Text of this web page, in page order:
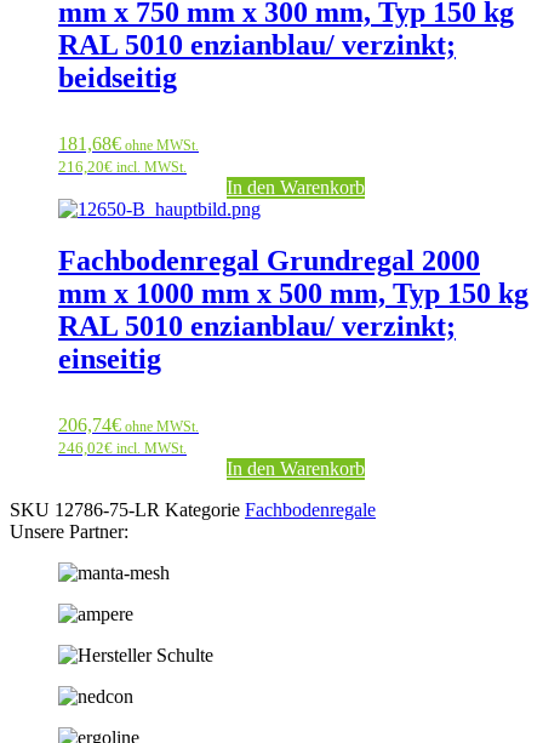
mm x 750 mm x 300 mm, Typ 150 kg
RAL 5010 enzianblau/ verzinkt;
beidseitig
181,68€ ohne MWSt.
216,20€ incl. MWSt.
In den Warenkorb
Fachbodenregal Grundregal 2000
mm x 1000 mm x 500 mm, Typ 150 kg
RAL 5010 enzianblau/ verzinkt;
einseitig
206,74€ ohne MWSt.
246,02€ incl. MWSt.
In den Warenkorb
SKU 12786-75-LR Kategorie Fachbodenregale
Unsere Partner: